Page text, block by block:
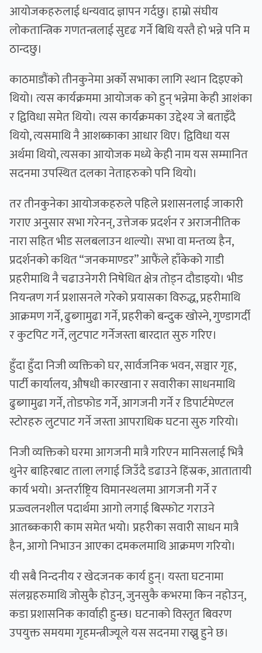
आयोजकहरुलाई धन्यवाद ज्ञापन गर्दछु। हाम्रो संघीय
लोकतान्त्रिक गणतन्त्रलाई सुदृढ गर्ने बिधि यस्तै हो भन्ने पनि म
ठान्दछु।
काठमाडौंको तीनकुनेमा अर्को सभाका लागि स्थान दिइएको
थियो। त्यस कार्यक्रममा आयोजक को हुन् भन्नेमा केही आशंका
र द्विविधा समेत थियो। त्यस कार्यक्रमका उद्देश्य जे बताइँदै
थियो, त्यसमाथि नै आशब्काका आधार थिए। द्विविधा यस
अर्थमा थियो, त्यसका आयोजक मध्ये केही नाम यस सम्मानित
सदनमा उपस्थित दलका नेताहरुको पनि थियो।
तर तीनकुनेका आयोजकहरुले पहिले प्रशासनलाई जाकारी
गराए अनुसार सभा गरेनन्, उत्तेजक प्रदर्शन र अराजनीतिक
नारा सहित भीड सलबलाउन थाल्यो। सभा वा मन्तव्य हैन,
प्रदर्शनको कथित “जनकमाण्डर” आफैंले हाँकेको गाडी
प्रहरीमाथि नै चढाउनेगरी निषेधित क्षेत्र तोड्न दौडाइयो। भीड
नियन्त्रण गर्न प्रशासनले गरेको प्रयासका विरुद्ध, प्रहरीमाथि
आक्रमण गर्ने, ढुब्गामुढा गर्ने, प्रहरीको बन्दुक खोस्ने, गुण्डागर्दी
र कुटपिट गर्ने, लुटपाट गर्नेजस्ता बारदात सुरु गरिए।
हुँदा हुँदा निजी व्यक्तिको घर, सार्वजनिक भवन, सञ्चार गृह,
पार्टी कार्यालय, औषधी कारखाना र सवारीका साधनमाथि
ढुब्गामुढा गर्ने, तोडफोड गर्ने, आगजनी गर्ने र डिपार्टमेण्टल
स्टोरहरु लुटपाट गर्ने जस्ता आपराधिक घटना सुरु गरियो।
निजी व्यक्तिको घरमा आगजनी मात्रै गरिएन मानिसलाई भित्रै
थुनेर बाहिरबाट ताला लगाई जिउँदै डढाउने हिंस्रक, आतातायी
कार्य भयो। अन्तर्राष्ट्रिय विमानस्थलमा आगजनी गर्ने र
प्रज्ज्वलनशील पदार्थमा आगो लगाई बिस्फोट गराउने
आतब्ककारी काम समेत भयो। प्रहरीका सवारी साधन मात्रै
हैन, आगो निभाउन आएका दमकलमाथि आक्रमण गरियो।
यी सबै निन्दनीय र खेदजनक कार्य हुन्। यस्ता घटनामा
संलग्नहरुमाथि जोसुकै होउन्, जुनसुकै कभरमा किन नहोउन्,
कडा प्रशासनिक कार्वाही हुन्छ। घटनाको विस्तृत बिवरण
उपयुक्त समयमा गृहमन्त्रीज्यूले यस सदनमा राख्नु हुने छ।